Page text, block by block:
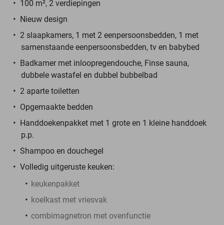
100 m², 2 verdiepingen
Nieuw design
2 slaapkamers, 1 met 2 eenpersoonsbedden, 1 met
samenstaande eenpersoonsbedden, tv en babybed
Badkamer met inloopregendouche, Finse sauna,
dubbele wastafel en dubbel bubbelbad
2 aparte toiletten
Opgemaakte bedden
Handdoekenpakket met 1 grote en 1 kleine handdoek
p.p.
Shampoo en douchegel
Volledig uitgeruste keuken:
keukenpakket
koelkast met vriesvak
combimagnetron met ovenfunctie